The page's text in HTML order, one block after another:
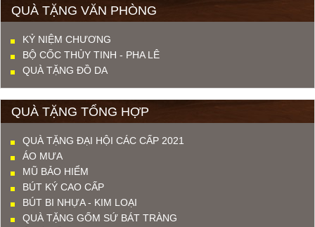
QUÀ TẶNG VĂN PHÒNG
KỶ NIỆM CHƯƠNG
BỘ CỐC THỦY TINH - PHA LÊ
QUÀ TẶNG ĐỒ DA
QUÀ TẶNG TỔNG HỢP
QUÀ TẶNG ĐẠI HỘI CÁC CẤP 2021
ÁO MƯA
MŨ BẢO HIỂM
BÚT KÝ CAO CẤP
BÚT BI NHỰA - KIM LOẠI
QUÀ TẶNG GỐM SỨ BÁT TRÀNG